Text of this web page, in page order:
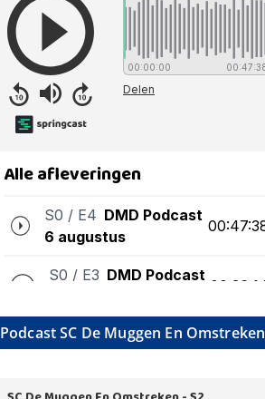
Podcast SC De Muggen En Omstreken